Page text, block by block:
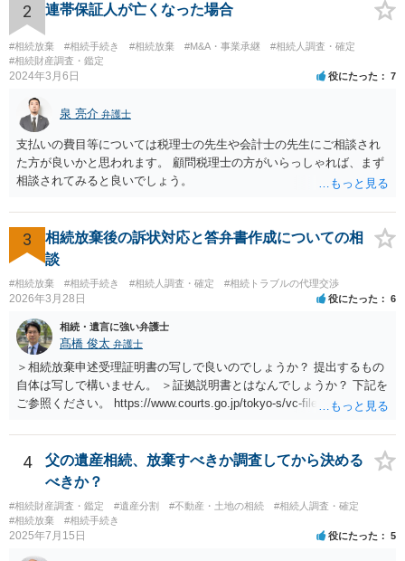
2 連帯保証人が亡くなった場合
#相続放棄 #相続手続き #相続放棄 #M&A・事業承継
#相続人調査・確定
#相続財産調査・鑑定
2024年3月6日 役にたった 7
泉 亮介 弁護士
支払いの費目等については税理士の先生や会計士の先生にご相談され
た方が良いかと思われます。 顧問税理士の方がいらっしゃれば、まず
相談されてみると良いでしょう。
3
相続放棄後の訴状対応と答弁書作成についての相
談
#相続放棄 #相続手続き #相続人調査・確定 #相続トラブルの代理交渉
2026年3月28日 役にたった 6
相続・遺言に強い弁護士
髙橋 俊太 弁護士
＞相続放棄申述受理証明書の写しで良いのでしょうか？ 提出するもの
自体は写しで構いません。 ＞証拠説明書とはなんでしょうか？ 下記を
ご参照ください。 https://www.courts.go.jp/tokyo-s/vc-files/tokyo-s/file/
4
父の遺産相続、放棄すべきか調査してから決める
べきか？
#相続財産調査・鑑定 #遺産分割 #不動産・土地の相続
#相続人調査・確定
#相続放棄
#相続手続き
2025年7月15日 役にたった 5